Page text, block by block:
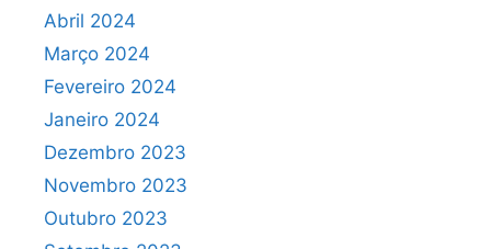
Abril 2024
Março 2024
Fevereiro 2024
Janeiro 2024
Dezembro 2023
Novembro 2023
Outubro 2023